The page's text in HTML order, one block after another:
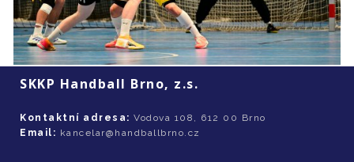
SKKP Handball Brno, z.s.
Kontaktní adresa: Vodova 108, 612 00 Brno
Email: kancelar@handballbrno.cz